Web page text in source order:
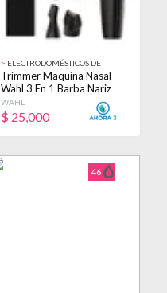
> ELECTRODOMÉSTICOS DE
BELLEZA
Trimmer Maquina Nasal
Wahl 3 En 1 Barba Nariz
Cejas A Pila Negro
WAHL
$ 25,000
46